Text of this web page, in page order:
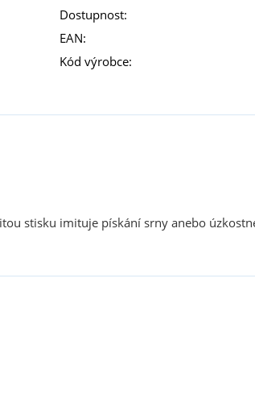
Dostupnost:
EAN:
Kód výrobce:
stisku imituje pískání srny anebo